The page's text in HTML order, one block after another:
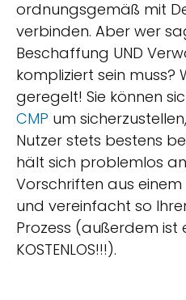
ordnungsgemäß mit
verbinden. Aber wer
Beschaffung UND
kompliziert sein muss?
geregelt! Sie können
CMP um
Nutzer stets bestens
hält sich problemlos
Vorschriften aus einem
und vereinfacht so
Prozess (außerdem ist
KOSTENLOS!!!).